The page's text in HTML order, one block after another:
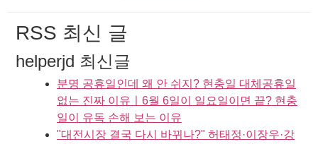
RSS 최신 글
helperjd 최신글
분명 공휴일인데 왜 안 쉬지? 현충일 대체공휴일
없는 진짜 이유ㅣ6월 6일이 일요일이면 끝? 현충
일이 유독 손해 보는 이유
"대전시장 결국 다시 바뀌나?" 허태정·이장우·강